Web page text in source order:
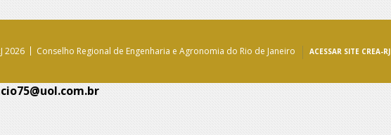
2026 Conselho Regional de Engenharia e Agronomia do Rio de Janeiro ACESSAR SITE CREA-RJ